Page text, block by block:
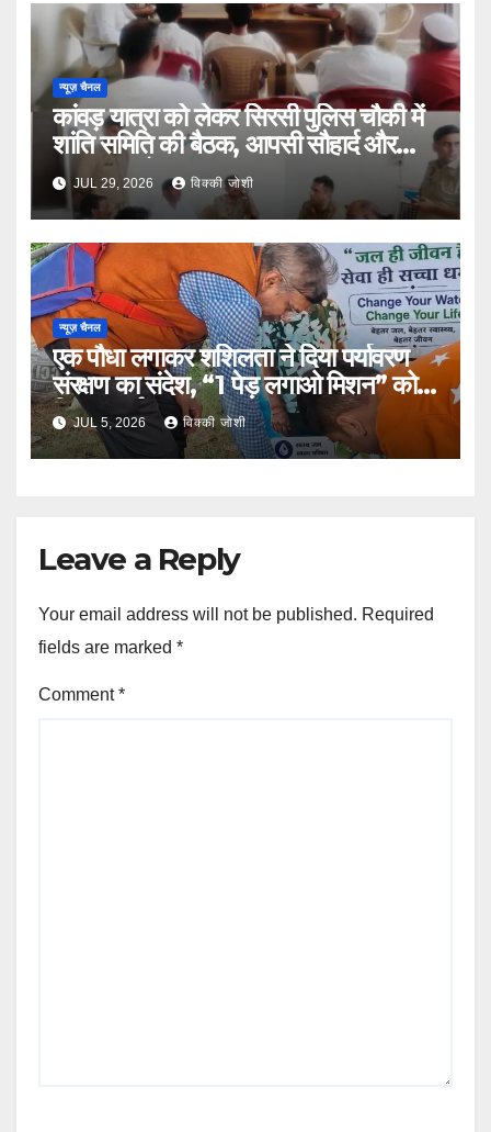
न्यूज़ चैनल
कांवड़ यात्रा को लेकर सिरसी पुलिस चौकी में
शांति समिति की बैठक, आपसी सौहार्द और
सुरक्षा पर जोर
JUL 29, 2026 विक्की जोशी
न्यूज़ चैनल
एक पौधा लगाकर शशिलता ने दिया पर्यावरण
संरक्षण का संदेश, “1 पेड़ लगाओ मिशन” को
मिला समर्थन
JUL 5, 2026 विक्की जोशी
Leave a Reply
Your email address will not be published. Required
fields are marked *
Comment*